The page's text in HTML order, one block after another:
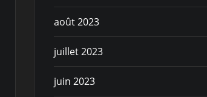
août 2023
juillet 2023
juin 2023